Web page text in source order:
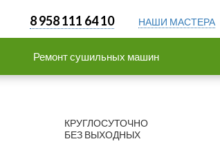
8 958 111 64 10 НАШИ МАСТЕРА
Ремонт сушильных машин
КРУГЛОСУТОЧНО
БЕЗ ВЫХОДНЫХ